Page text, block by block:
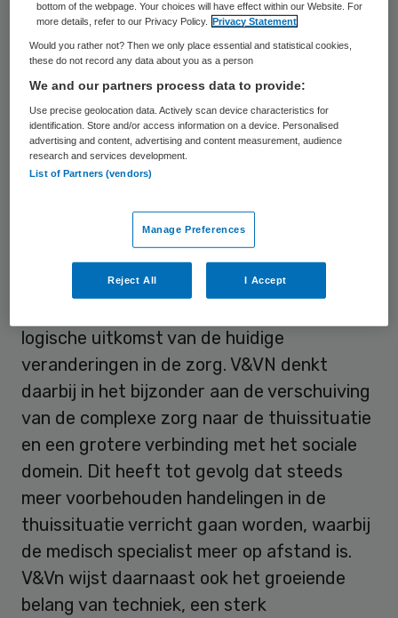
Het experiment zou wat V&VN betreft in
2020 kunnen starten en zich in eerste
instantie moeten richten op vier
handelingen. Het gaat hier om het
verrichten van blaaskatheterisatie, het
inbrengen van een maagsonde, het
binnen een specifieke setting en
wondverzorging.
Volgens V&VN is een
uitbreiding van de
logische uitkomst van de huidige
veranderingen in de zorg. V&VN denkt
daarbij in het bijzonder aan de verschuiving
van de complexe zorg naar de thuissituatie
en een grotere verbinding met het sociale
domein. Dit heeft tot gevolg dat steeds
meer voorbehouden handelingen in de
thuissituatie verricht gaan worden, waarbij
de medisch specialist meer op afstand is.
V&Vn wijst daarnaast ook het groeiende
belang van techniek, een sterk
bottom of the webpage. Your choices will have effect within our Website. For
more details, refer to our Privacy Policy.
Privacy Statement
Would you rather not? Then we only place essential and statistical cookies,
these do not record any data about you as a person
We and our partners process data to provide:
Use precise geolocation data. Actively scan device characteristics for
identification. Store and/or access information on a device. Personalised
advertising and content, advertising and content measurement, audience
research and services development.
List of Partners (vendors)
Manage Preferences
Reject All I Accept